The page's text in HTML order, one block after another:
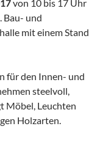
von 10 bis 17 Uhr
Bau- und
mit einem Stand
für den Innen- und
steelvoll,
Möbel, Leuchten
Holzarten.